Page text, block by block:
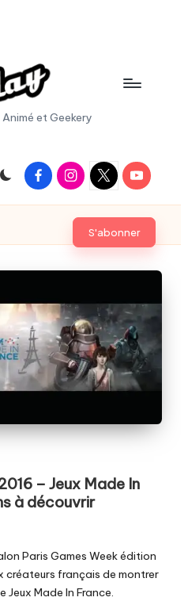
Animé et Geekery
FacebookInstagram
X
|
Twitter
Youtube
S'abonner
– Jeux Made In
à découvrir
Paris Games Week édition
créateurs français de montrer
Made In France.